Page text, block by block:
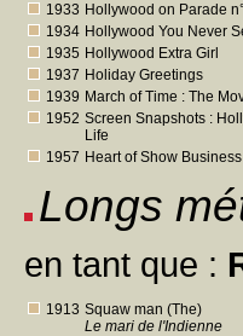
1933 Hollywood on Parade
1934 Hollywood You Never
1935 Hollywood Extra Girl
1937 Holiday Greetings
1939 March of Time : The
1952 Screen Snapshots :
Life
1957 Heart of Show
Longs
en tant que :
1913 Squaw man (The)
Le mari de l'Indienne